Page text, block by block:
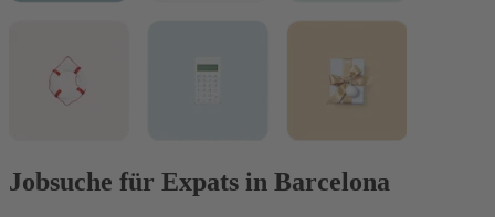
Jobsuche für Expats in Barcelona